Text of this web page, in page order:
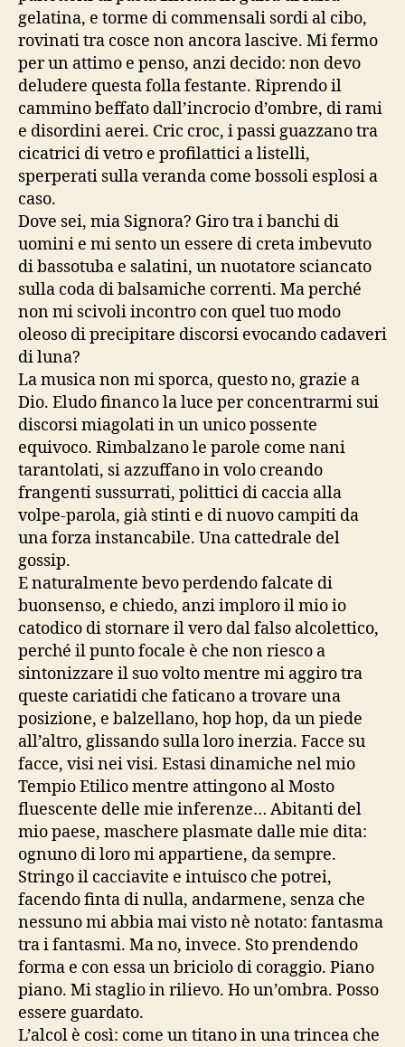
gelatina, e torme di commensali sordi al cibo,
rovinati tra cosce non ancora lascive. Mi fermo
per un attimo e penso, anzi decido: non devo
deludere questa folla festante. Riprendo il
cammino beffato dall’incrocio d’ombre, di rami
e disordini aerei. Cric croc, i passi guazzano tra
cicatrici di vetro e profilattici a listelli,
sperperati sulla veranda come bossoli esplosi a
caso.
Dove sei, mia Signora? Giro tra i banchi di
uomini e mi sento un essere di creta imbevuto
di bassotuba e salatini, un nuotatore sciancato
sulla coda di balsamiche correnti. Ma perché
non mi scivoli incontro con quel tuo modo
oleoso di precipitare discorsi evocando cadaveri
di luna?
La musica non mi sporca, questo no, grazie a
Dio. Eludo financo la luce per concentrarmi sui
discorsi miagolati in un unico possente
equivoco. Rimbalzano le parole come nani
tarantolati, si azzuffano in volo creando
frangenti sussurrati, polittici di caccia alla
volpe-parola, già stinti e di nuovo campiti da
una forza instancabile. Una cattedrale del
gossip.
E naturalmente bevo perdendo falcate di
buonsenso, e chiedo, anzi imploro il mio io
catodico di stornare il vero dal falso alcolettico,
perché il punto focale è che non riesco a
sintonizzare il suo volto mentre mi aggiro tra
queste cariatidi che faticano a trovare una
posizione, e balzellano, hop hop, da un piede
all’altro, glissando sulla loro inerzia. Facce su
facce, visi nei visi. Estasi dinamiche nel mio
Tempio Etilico mentre attingono al Mosto
fluescente delle mie inferenze… Abitanti del
mio paese, maschere plasmate dalle mie dita:
ognuno di loro mi appartiene, da sempre.
Stringo il cacciavite e intuisco che potrei,
facendo finta di nulla, andarmene, senza che
nessuno mi abbia mai visto nè notato: fantasma
tra i fantasmi. Ma no, invece. Sto prendendo
forma e con essa un briciolo di coraggio. Piano
piano. Mi staglio in rilievo. Ho un’ombra. Posso
essere guardato.
L’alcol è così: come un titano in una trincea che